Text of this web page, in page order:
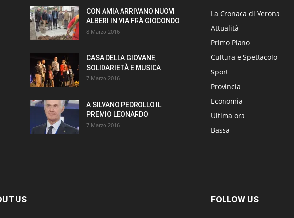
CON AMIA ARRIVANO NUOVI
ALBERI IN VIA FRÀ GIOCONDO
8 Marzo 2016
CASA DELLA GIOVANE,
SOLIDARIETÀ E MUSICA
7 Marzo 2016
A SILVANO PEDROLLO IL
PREMIO LEONARDO
7 Marzo 2016
La Cronaca di Verona
Attualità
Primo Piano
Cultura e Spettacolo
Sport
Provincia
Economia
Ultima ora
Bassa
US FOLLOW US